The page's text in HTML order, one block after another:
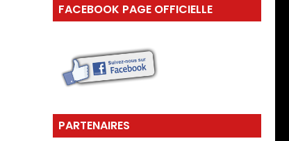
FACEBOOK PAGE OFFICIELLE
PARTENAIRES